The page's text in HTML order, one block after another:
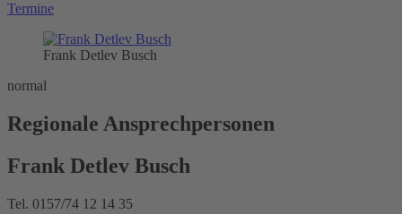
Termine
Frank Detlev Busch
normal
Regionale Ansprechpersonen
Frank Detlev Busch
Tel. 0157/74 12 14 35